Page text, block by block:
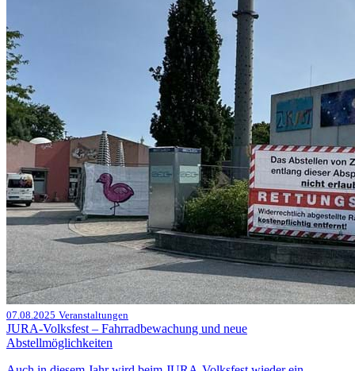
07.08.2025 Veranstaltungen
JURA-Volksfest – Fahrradbewachung und neue
Abstellmöglichkeiten